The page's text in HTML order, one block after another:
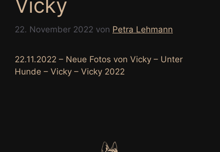
Vicky
22. November 2022 von Petra Lehmann
22.11.2022 – Neue Fotos von Vicky – Unter
Hunde – Vicky – Vicky 2022